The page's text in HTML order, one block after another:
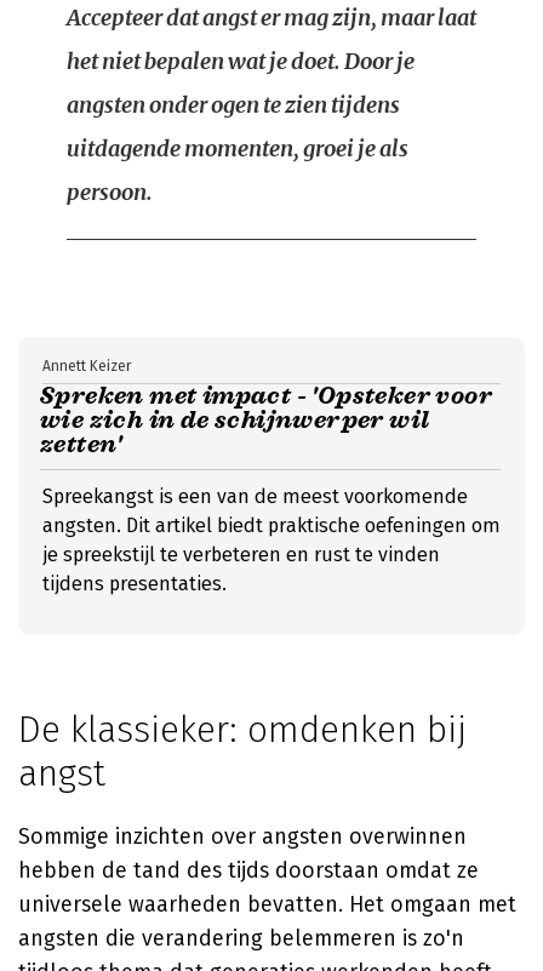
Accepteer dat angst er mag zijn, maar laat
het niet bepalen wat je doet. Door je
angsten onder ogen te zien tijdens
uitdagende momenten, groei je als
persoon.
Spreken met impact - 'Opsteker voor
wie zich in de schijnwerper wil
zetten'
Annett Keizer
Spreekangst is een van de meest voorkomende
angsten. Dit artikel biedt praktische oefeningen om
je spreekstijl te verbeteren en rust te vinden
tijdens presentaties.
De klassieker: omdenken bij
angst
Sommige inzichten over angsten overwinnen
hebben de tand des tijds doorstaan omdat ze
universele waarheden bevatten. Het omgaan met
angsten die verandering belemmeren is zo'n